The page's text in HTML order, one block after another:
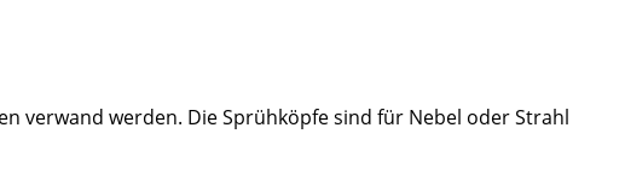
verwand werden. Die Sprühköpfe sind für Nebel oder Strahl